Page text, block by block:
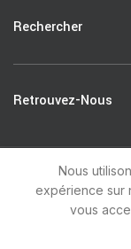
Rechercher
Retrouvez-Nous
Nous
expérience sur
vous